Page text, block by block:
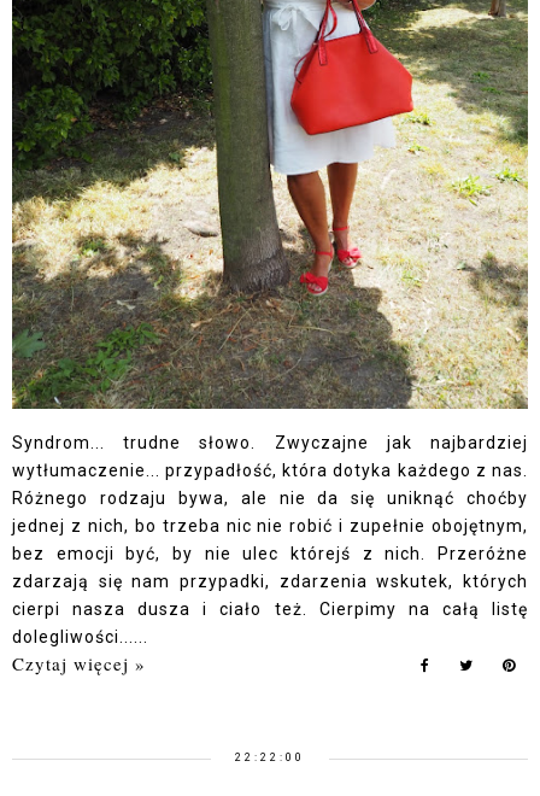
Syndrom... trudne słowo. Zwyczajne jak najbardziej
wytłumaczenie... przypadłość, która dotyka każdego z nas.
Różnego rodzaju bywa, ale nie da się uniknąć choćby
jednej z nich, bo trzeba nic nie robić i zupełnie obojętnym,
bez emocji być, by nie ulec którejś z nich. Przeróżne
zdarzają się nam przypadki, zdarzenia wskutek, których
cierpi nasza dusza i ciało też. Cierpimy na całą listę
dolegliwości......
Czytaj więcej »
22:22:00